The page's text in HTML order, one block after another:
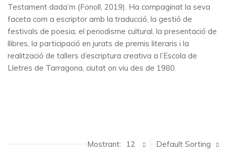
Testament dada’m (Fonoll, 2019). Ha compaginat la seva
faceta com a escriptor amb la traducció, la gestió de
festivals de poesia, el periodisme cultural, la presentació de
llibres, la participació en jurats de premis literaris i la
realització de tallers d’escriptura creativa a l’Escola de
Lletres de Tarragona, ciutat on viu des de 1980.
Default Sorting
Mostrant: 12